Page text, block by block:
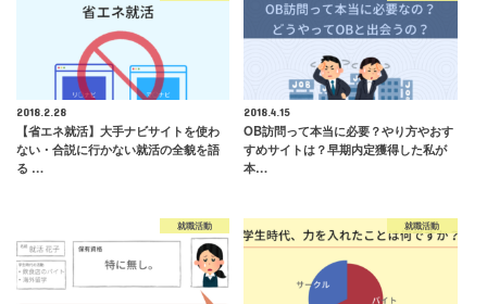
2018.2.28
【省エネ就活】大手ナビサイトを使わ
ない・合説に行かない就活の全貌を語
る …
2018.4.15
OB訪問って本当に必要？やり方やおす
すめサイトは？早期内定獲得した私が
本…
就職活動 就職活動